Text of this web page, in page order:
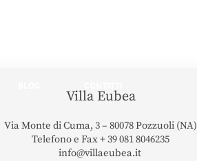
Villa Eubea
Via Monte di Cuma, 3 – 80078 Pozzuoli (NA)
Telefono e Fax + 39 081 8046235
info@villaeubea.it